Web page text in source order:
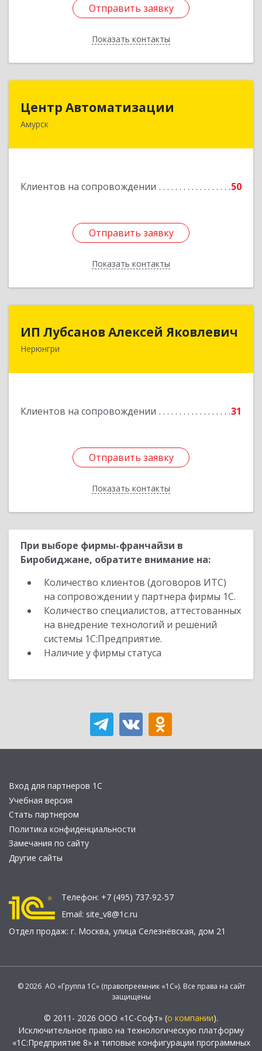
Отправить заявку
Показать контакты
Отправить заявку
Назад
Центр Автоматизации
Амурск
Клиентов на сопровождении 50
Отправить заявку
Показать контакты
682640, Хабаровский край, Амурск г, Мира пр-
Отправить заявку
Назад
ИП Лубсанов Алексей Яковлевич
Нерюнгри
Клиентов на сопровождении 31
Отправить заявку
Показать контакты
ИП Лубсанов Алексей Яковлевич
675002, Амурская область, г. Благовещенск, ул.
Отправить заявку
Назад
При выборе фирмы-франчайзи в
Биробиджане, обратите внимание на:
Количество клиентов (договоров ИТС)
на сопровождении у партнера фирмы 1С.
Количество специалистов, аттестованных
на внедрение технологий и решений
системы 1С:Предприятие.
Наличие у фирмы статуса
Вход для партнеров 1С
Учебная версия
Стать партнером
Политика конфиденциальности
Замечания по сайту
Другие сайты
Телефон: +7 (495) 737-92-57
Email: site_v8@1c.ru
Отдел продаж: г. Москва, улица Селезнёвская, дом 21
© 2026 АО «Группа 1С» (правопреемник «1С»). Все права на сайт
защищены
© 2011- 2026 ООО «1С-Софт» (о компании).
Исключительное право на технологическую платформу
«1С:Предприятие 8» и типовые конфигурации программных